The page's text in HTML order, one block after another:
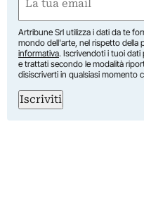
(Obbligatorio)
Artribune Srl utilizza i dati da te
mondo dell'arte, nel rispetto della
informativa. Iscrivendoti i tuoi dati
e trattati secondo le modalità
disiscriverti in qualsiasi momento
Iscriviti